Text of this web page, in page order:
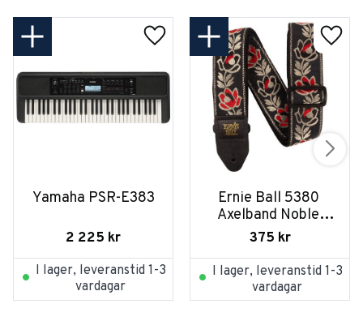
Yamaha PSR-E383
2 225 kr
I lager, leveranstid 1-3
vardagar
Ernie Ball 5380
Axelband Noble
Rose
375 kr
I lager, leveranstid 1-3
vardagar